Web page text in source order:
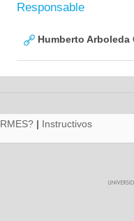
Responsable
Humberto Arboleda
| Instructivos